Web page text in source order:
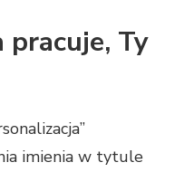
Ty
imienia w tytule